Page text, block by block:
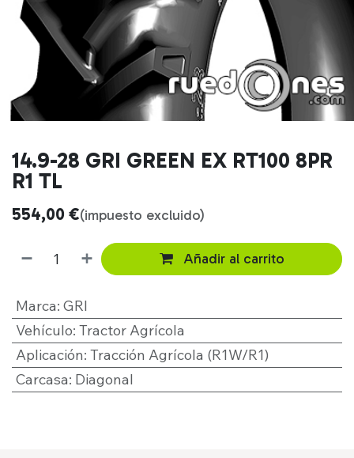
14.9-28 GRI GREEN EX RT100 8PR
R1 TL
554,00 €(impuesto excluido)
Añadir al carrito
Marca: GRI
Vehículo: Tractor Agrícola
Aplicación: Tracción Agrícola (R1W/R1)
Carcasa: Diagonal